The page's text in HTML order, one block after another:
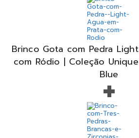
Brinco Gota com Pedra
com Ródio | Coleção
Blue
+